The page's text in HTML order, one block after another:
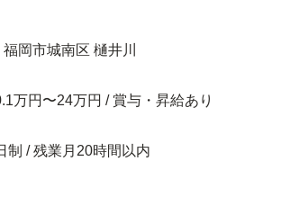
岡市城南区 樋井川
万円〜24万円 / 賞与・昇給あり
制 / 残業月20時間以内